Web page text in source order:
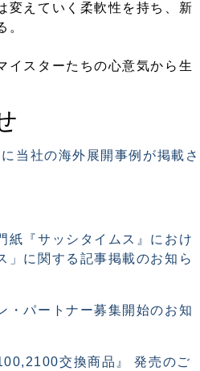
変えていく柔軟性を持ち、新
。
イスターたちの心意気から生
当社の海外展開事例が掲載さ
紙『サッシタイムス』におけ
」に関する記事掲載のお知ら
・パートナー募集開始のお知
交換商品』 発売のご